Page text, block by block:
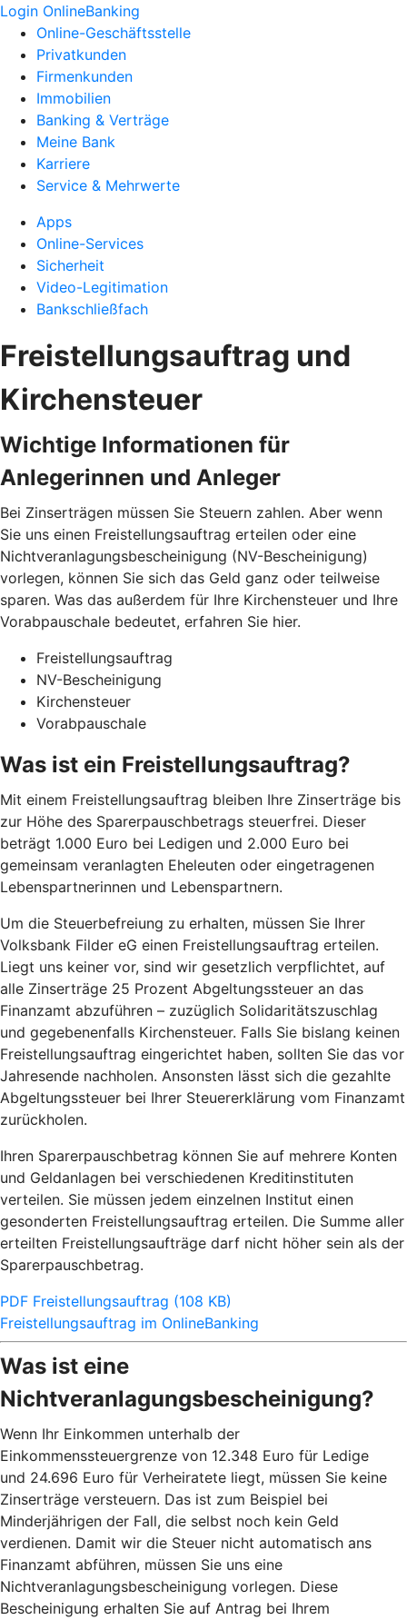
Login OnlineBanking
Online-Geschäftsstelle
Privatkunden
Firmenkunden
Immobilien
Banking & Verträge
Meine Bank
Karriere
Service & Mehrwerte
Apps
Online-Services
Sicherheit
Video-Legitimation
Bankschließfach
Freistellungsauftrag und
Kirchensteuer
Wichtige Informationen für
Anlegerinnen und Anleger
Bei Zinserträgen müssen Sie Steuern zahlen. Aber wenn
Sie uns einen Freistellungsauftrag erteilen oder eine
Nichtveranlagungsbescheinigung (NV-Bescheinigung)
vorlegen, können Sie sich das Geld ganz oder teilweise
sparen. Was das außerdem für Ihre Kirchensteuer und Ihre
Vorabpauschale bedeutet, erfahren Sie hier.
Freistellungsauftrag
NV-Bescheinigung
Kirchensteuer
Vorabpauschale
Was ist ein Freistellungsauftrag?
Mit einem Freistellungsauftrag bleiben Ihre Zinserträge bis
zur Höhe des Sparerpauschbetrags steuerfrei. Dieser
beträgt 1.000 Euro bei Ledigen und 2.000 Euro bei
gemeinsam veranlagten Eheleuten oder eingetragenen
Lebenspartnerinnen und Lebenspartnern.
Um die Steuerbefreiung zu erhalten, müssen Sie Ihrer
Volksbank Filder eG einen Freistellungsauftrag erteilen.
Liegt uns keiner vor, sind wir gesetzlich verpflichtet, auf
alle Zinserträge 25 Prozent Abgeltungssteuer an das
Finanzamt abzuführen – zuzüglich Solidaritätszuschlag
und gegebenenfalls Kirchensteuer. Falls Sie bislang keinen
Freistellungsauftrag eingerichtet haben, sollten Sie das vor
Jahresende nachholen. Ansonsten lässt sich die gezahlte
Abgeltungssteuer bei Ihrer Steuererklärung vom Finanzamt
zurückholen.
Ihren Sparerpauschbetrag können Sie auf mehrere Konten
und Geldanlagen bei verschiedenen Kreditinstituten
verteilen. Sie müssen jedem einzelnen Institut einen
gesonderten Freistellungsauftrag erteilen. Die Summe aller
erteilten Freistellungsaufträge darf nicht höher sein als der
Sparerpauschbetrag.
PDF Freistellungsauftrag (108 KB)
Freistellungsauftrag im OnlineBanking
Was ist eine
Nichtveranlagungsbescheinigung?
Wenn Ihr Einkommen unterhalb der
Einkommenssteuergrenze von 12.348 Euro für Ledige
und 24.696 Euro für Verheiratete liegt, müssen Sie keine
Zinserträge versteuern. Das ist zum Beispiel bei
Minderjährigen der Fall, die selbst noch kein Geld
verdienen. Damit wir die Steuer nicht automatisch ans
Finanzamt abführen, müssen Sie uns eine
Nichtveranlagungsbescheinigung vorlegen. Diese
Bescheinigung erhalten Sie auf Antrag bei Ihrem